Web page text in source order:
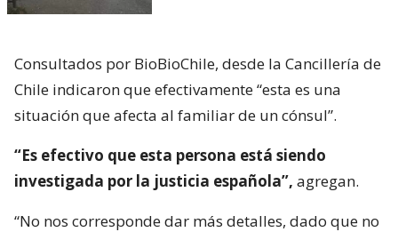
Consultados por BioBioChile, desde la Cancillería de
Chile indicaron que efectivamente “esta es una
situación que afecta al familiar de un cónsul”.
“Es efectivo que esta persona está siendo
investigada por la justicia española”, agregan.
“No nos corresponde dar más detalles, dado que no